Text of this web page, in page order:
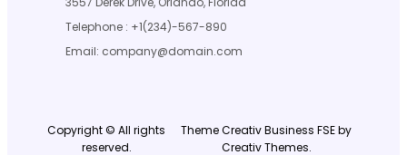
Telephone : +1(234)-567-890
Email: company@domain.com
Copyright © All rights
reserved.
Theme Creativ Business FSE by
Creativ Themes.